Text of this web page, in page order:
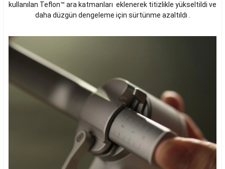
kullanılan Teflon™ ara katmanları eklenerek titizlikle yükseltildi ve
daha düzgün dengeleme için sürtünme azaltıldı .